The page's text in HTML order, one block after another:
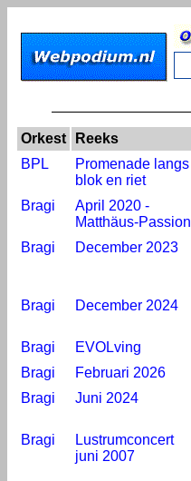
Orkest Reeks
BPL
Promenade langs
blok en riet
Bragi
April 2020 -
Matthäus-Passion
Bragi December 2023
Bragi December 2024
Bragi EVOLving
Bragi
Februari 2026
Bragi
Juni 2024
Bragi
Lustrumconcert
juni 2007